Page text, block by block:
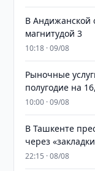
В Андижанской
магнитудой 3
10:18 · 09/08
Рыночные
полугодие на
10:00 · 09/08
В Ташкенте
через
22:15 · 08/08